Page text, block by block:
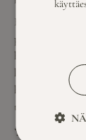
pienessä
heidän
kohtelu
täyttäminen,
Ympäristön